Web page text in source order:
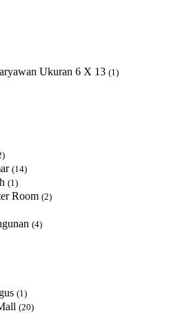
Ukuran 6 X 13 (1)
(14)
(1)
Room (2)
(4)
(1)
(20)